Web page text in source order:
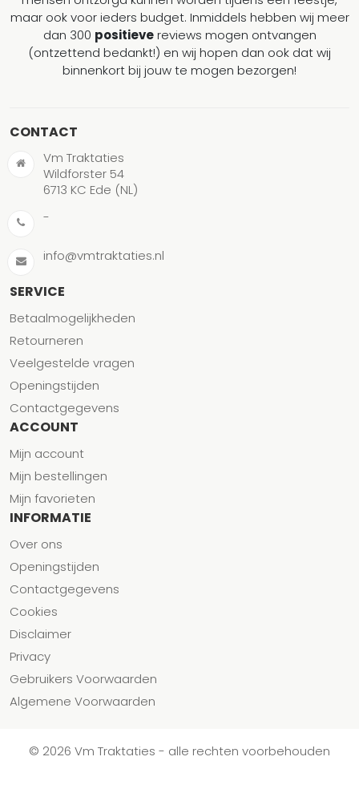
maar ook voor ieders budget. Inmiddels hebben wij meer
dan 300 positievereviews mogen ontvangen
(ontzettend bedankt!) en wij hopen dan ook dat wij
binnenkort bij jouw te mogen bezorgen!
CONTACT
Vm Traktaties
Wildforster 54
6713 KC Ede (NL)
-
info@vmtraktaties.nl
SERVICE
Betaalmogelijkheden
Retourneren
Veelgestelde vragen
Openingstijden
Contactgegevens
ACCOUNT
Mijn account
Mijn bestellingen
Mijn favorieten
INFORMATIE
Over ons
Openingstijden
Contactgegevens
Cookies
Disclaimer
Privacy
Gebruikers Voorwaarden
Algemene Voorwaarden
© 2026 Vm Traktaties - alle rechten voorbehouden